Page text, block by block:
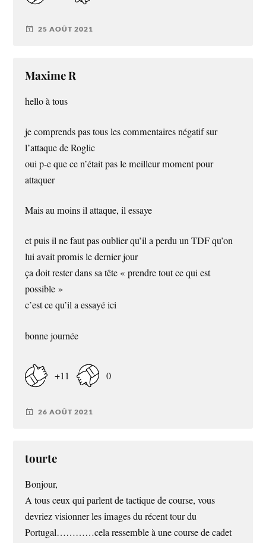
25 AOÛT 2021
Maxime R
hello à tous
je comprends pas tous les commentaires négatif sur
l’attaque de Roglic
oui p-e que ce n’était pas le meilleur moment pour
attaquer
Mais au moins il attaque, il essaye
et puis il ne faut pas oublier qu’il a perdu un TDF qu’on
lui avait promis le dernier jour
ça doit rester dans sa tête « prendre tout ce qui est
possible »
c’est ce qu’il a essayé ici
bonne journée
+11 0
26 AOÛT 2021
tourte
Bonjour,
A tous ceux qui parlent de tactique de course, vous
devriez visionner les images du récent tour du
Portugal…………cela ressemble à une course de cadet